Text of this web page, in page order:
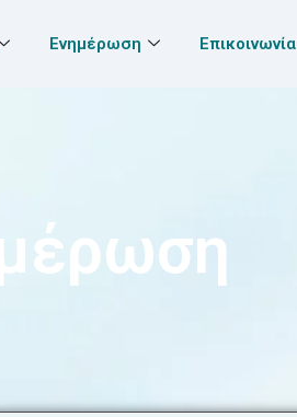
Ενημέρωση Επικοινωνία